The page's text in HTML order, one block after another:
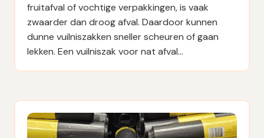
fruitafval of vochtige verpakkingen, is vaak
zwaarder dan droog afval. Daardoor kunnen
dunne vuilniszakken sneller scheuren of gaan
lekken. Een vuilniszak voor nat afval…